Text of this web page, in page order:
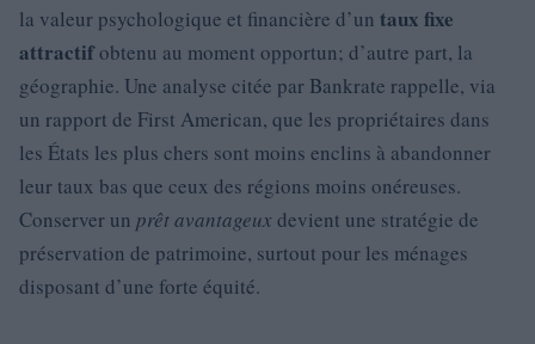
la valeur psychologique et financière d’un taux fixe
attractifobtenu au moment opportun; d’autre part, la
géographie. Une analyse citée par Bankrate rappelle, via
un rapport de First American, que les propriétaires dans
les États les plus chers sont moins enclins à abandonner
leur taux bas que ceux des régions moins onéreuses.
Conserver un prêt avantageuxdevient une stratégie de
préservation de patrimoine, surtout pour les ménages
disposant d’une forte équité.